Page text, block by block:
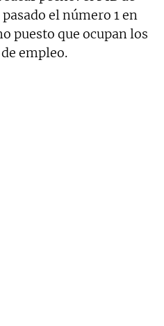
el número 1 en
puesto que ocupan los
empleo.